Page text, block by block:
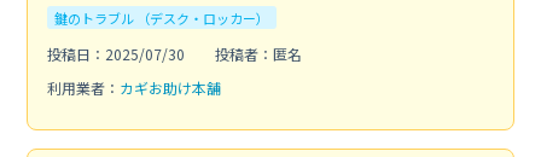
鍵のトラブル （デスク・ロッカー）
投稿日：2025/07/30
投稿者：匿名
利用業者： カギお助け本舗